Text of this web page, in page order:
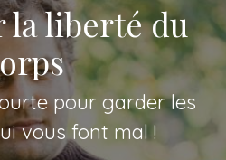
la liberté du
pour garder les
vous font mal !